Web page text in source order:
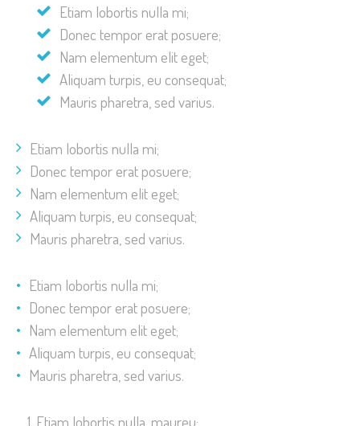
Etiam lobortis nulla mi;
Donec tempor erat posuere;
Nam elementum elit eget;
Aliquam turpis, eu consequat;
Mauris pharetra, sed varius.
Etiam lobortis nulla mi;
Donec tempor erat posuere;
Nam elementum elit eget;
Aliquam turpis, eu consequat;
Mauris pharetra, sed varius.
Etiam lobortis nulla mi;
Donec tempor erat posuere;
Nam elementum elit eget;
Aliquam turpis, eu consequat;
Mauris pharetra, sed varius.
Etiam lobortis nulla, maureu;